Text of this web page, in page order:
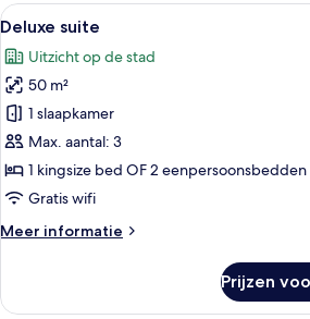
Alle
foto's
voor
Deluxe
suite
laden
Deluxe
12
Deluxe suite
Uitzicht op de stad
50 m²
1 slaapkamer
Max. aantal: 3
1 kingsize bed OF 2 eenpersoonsbedden
Gratis wifi
Meer informatie
Meer
suite
Prijzen